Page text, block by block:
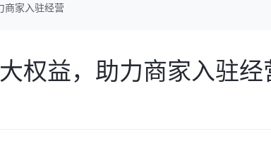
商家入驻经营
权益，助力商家入驻经